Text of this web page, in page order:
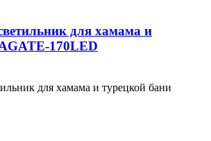
для хамама и
170LED
для хамама и турецкой бани